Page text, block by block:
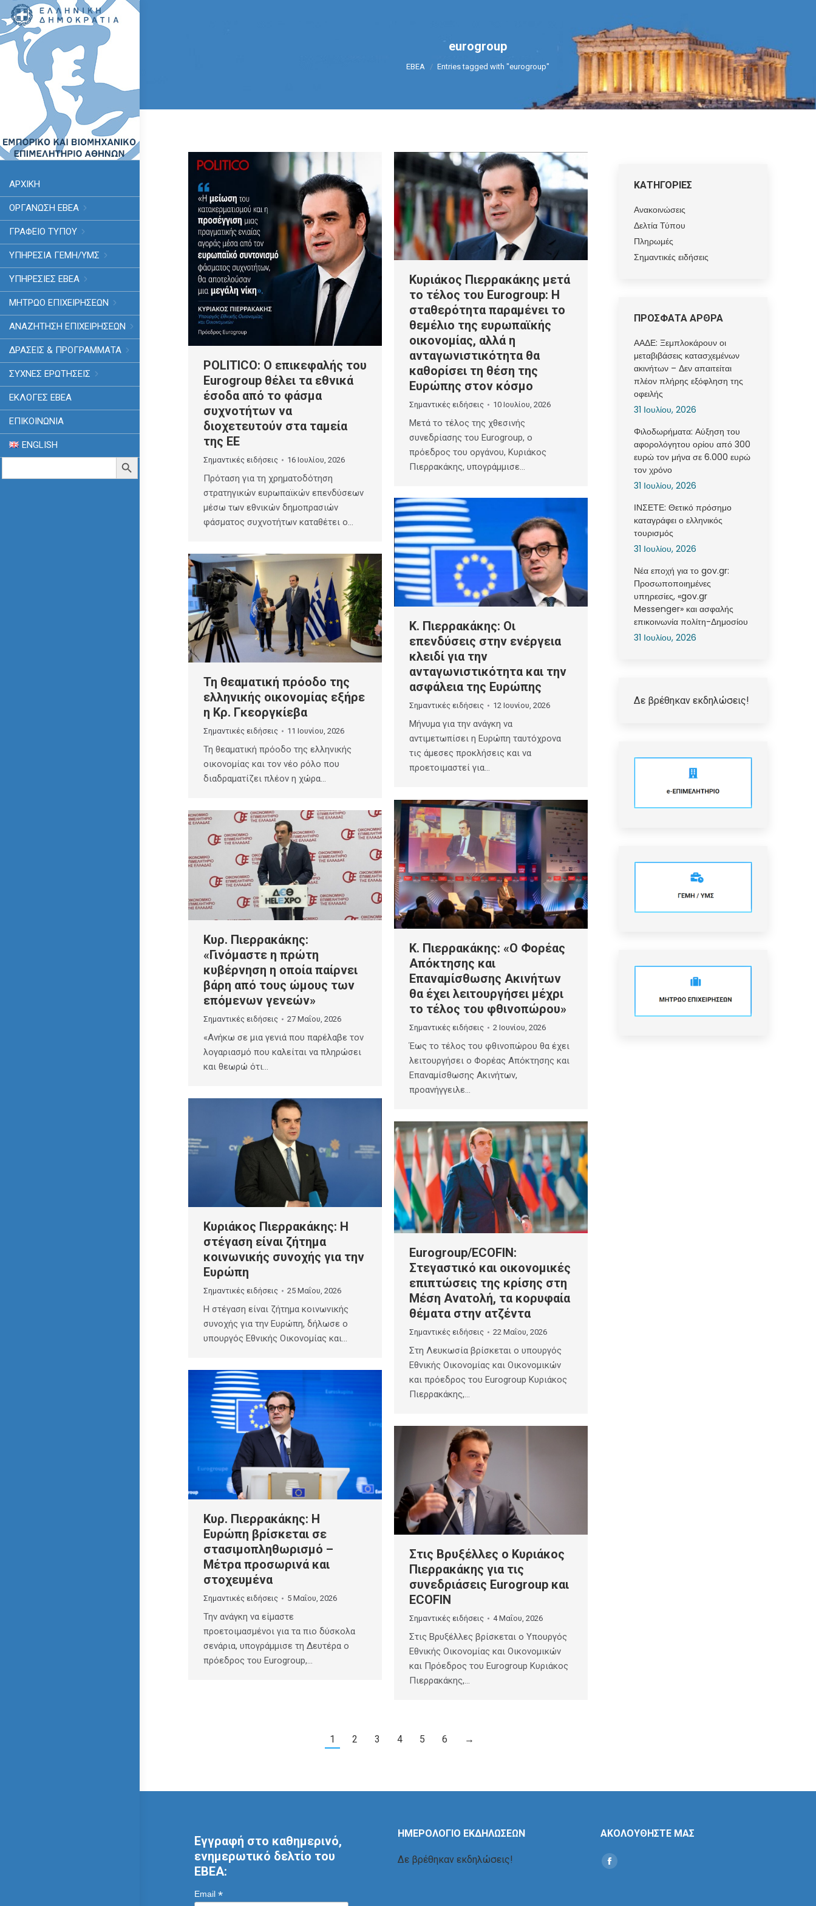
ΑΡΧΙΚΗ
ΟΡΓΑΝΩΣΗ ΕΒΕΑ
ΓΡΑΦΕΙΟ ΤΥΠΟΥ
ΥΠΗΡΕΣΊΑ ΓΕΜΗ/ΥΜΣ
ΥΠΗΡΕΣΙΕΣ ΕΒΕΑ
ΜΗΤΡΩΟ ΕΠΙΧΕΙΡΗΣΕΩΝ
ΑΝΑΖΗΤΗΣΗ ΕΠΙΧΕΙΡΗΣΕΩΝ
ΔΡΑΣΕΙΣ & ΠΡΟΓΡΑΜΜΑΤΑ
ΣΥΧΝΕΣ ΕΡΩΤΗΣΕΙΣ
ΕΚΛΟΓΈΣ ΕΒΕΑ
ΕΠΙΚΟΙΝΩΝΙΑ
ENGLISH
Search
Search Button
eurogroup
You are here:
ΕΒΕΑ Entries tagged with "eurogroup"
POLITICO: Ο επικεφαλής του
Eurogroup θέλει τα εθνικά
έσοδα από το φάσμα
συχνοτήτων να
διοχετευτούν στα ταμεία
της ΕΕ
Σημαντικές ειδήσεις 16 Ιουλίου, 2026
Πρόταση για τη χρηματοδότηση
στρατηγικών ευρωπαϊκών επενδύσεων
μέσω των εθνικών δημοπρασιών
φάσματος συχνοτήτων καταθέτει ο…
Κυριάκος Πιερρακάκης μετά
το τέλος του Eurogroup: Η
σταθερότητα παραμένει το
θεμέλιο της ευρωπαϊκής
οικονομίας, αλλά η
ανταγωνιστικότητα θα
καθορίσει τη θέση της
Ευρώπης στον κόσμο
Σημαντικές ειδήσεις 10 Ιουλίου, 2026
Μετά το τέλος της χθεσινής
συνεδρίασης του Eurogroup, ο
πρόεδρος του οργάνου, Κυριάκος
Πιερρακάκης, υπογράμμισε…
Κ. Πιερρακάκης: Οι
επενδύσεις στην ενέργεια
κλειδί για την
ανταγωνιστικότητα και την
ασφάλεια της Ευρώπης
Σημαντικές ειδήσεις 12 Ιουνίου, 2026
Μήνυμα για την ανάγκη να
αντιμετωπίσει η Ευρώπη ταυτόχρονα
τις άμεσες προκλήσεις και να
προετοιμαστεί για…
Τη θεαματική πρόοδο της
ελληνικής οικονομίας εξήρε
η Κρ. Γκεοργκίεβα
Σημαντικές ειδήσεις 11 Ιουνίου, 2026
Τη θεαματική πρόοδο της ελληνικής
οικονομίας και τον νέο ρόλο που
διαδραματίζει πλέον η χώρα…
K. Πιερρακάκης: «Ο Φορέας
Απόκτησης και
Επαναμίσθωσης Ακινήτων
θα έχει λειτουργήσει μέχρι
το τέλος του φθινοπώρου»
Σημαντικές ειδήσεις 2 Ιουνίου, 2026
Έως το τέλος του φθινοπώρου θα έχει
λειτουργήσει ο Φορέας Απόκτησης και
Επαναμίσθωσης Ακινήτων,
προανήγγειλε…
Κυρ. Πιερρακάκης:
«Γινόμαστε η πρώτη
κυβέρνηση η οποία παίρνει
βάρη από τους ώμους των
επόμενων γενεών»
Σημαντικές ειδήσεις 27 Μαΐου, 2026
«Ανήκω σε μια γενιά που παρέλαβε τον
λογαριασμό που καλείται να πληρώσει
και θεωρώ ότι…
Κυριάκος Πιερρακάκης: Η
στέγαση είναι ζήτημα
κοινωνικής συνοχής για την
Ευρώπη
Σημαντικές ειδήσεις 25 Μαΐου, 2026
Η στέγαση είναι ζήτημα κοινωνικής
συνοχής για την Ευρώπη, δήλωσε ο
υπουργός Εθνικής Οικονομίας και…
Eurogroup/ECOFIN:
Στεγαστικό και οικονομικές
επιπτώσεις της κρίσης στη
Μέση Ανατολή, τα κορυφαία
θέματα στην ατζέντα
Σημαντικές ειδήσεις 22 Μαΐου, 2026
Στη Λευκωσία βρίσκεται ο υπουργός
Εθνικής Οικονομίας και Οικονομικών
και πρόεδρος του Eurogroup Κυριάκος
Πιερρακάκης,…
Κυρ. Πιερρακάκης: Η
Ευρώπη βρίσκεται σε
στασιμοπληθωρισμό –
Μέτρα προσωρινά και
στοχευμένα
Σημαντικές ειδήσεις 5 Μαΐου, 2026
Την ανάγκη να είμαστε
προετοιμασμένοι για τα πιο δύσκολα
σενάρια, υπογράμμισε τη Δευτέρα ο
πρόεδρος του Eurogroup,…
Στις Βρυξέλλες ο Κυριάκος
Πιερρακάκης για τις
συνεδριάσεις Eurogroup και
ECOFIN
Σημαντικές ειδήσεις 4 Μαΐου, 2026
Στις Βρυξέλλες βρίσκεται ο Υπουργός
Εθνικής Οικονομίας και Οικονομικών
και Πρόεδρος του Eurogroup Κυριάκος
Πιερρακάκης,…
1 2 3 4 5 6 →
ΚΑΤΗΓΟΡΙΕΣ
Ανακοινώσεις
Δελτία Τύπου
Πληρωμές
Σημαντικές ειδήσεις
ΠΡΟΣΦΑΤΑ ΑΡΘΡΑ
ΑΑΔΕ: Ξεμπλοκάρουν οι
μεταβιβάσεις κατασχεμένων
ακινήτων – Δεν απαιτείται
πλέον πλήρης εξόφληση της
οφειλής
31 Ιουλίου, 2026
Φιλοδωρήματα: Αύξηση του
αφορολόγητου ορίου από 300
ευρώ τον μήνα σε 6.000 ευρώ
τον χρόνο
31 Ιουλίου, 2026
ΙΝΣΕΤΕ: Θετικό πρόσημο
καταγράφει ο ελληνικός
τουρισμός
31 Ιουλίου, 2026
Νέα εποχή για το gov.gr:
Προσωποποιημένες
υπηρεσίες, «gov.gr
Messenger» και ασφαλής
επικοινωνία πολίτη-Δημοσίου
31 Ιουλίου, 2026
Δε βρέθηκαν εκδηλώσεις!
Εγγραφή στο καθημερινό,
ενημερωτικό δελτίο του
ΕΒΕΑ:
Email *
ΗΜΕΡΟΛΟΓΙΟ ΕΚΔΗΛΩΣΕΩΝ
Δε βρέθηκαν εκδηλώσεις!
ΑΚΟΛΟΥΘΗΣΤΕ ΜΑΣ
Find us on:
Social